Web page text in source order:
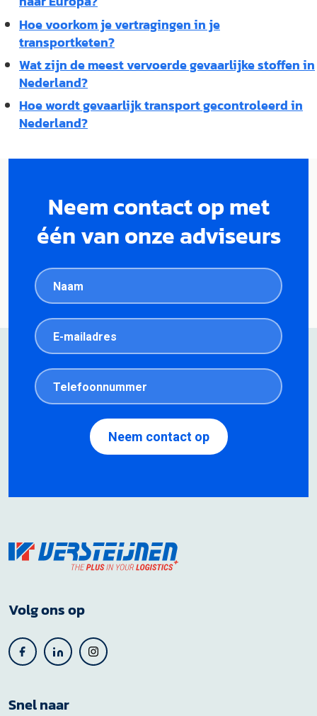
Hoe voorkom je vertragingen in je
transportketen?
Wat zijn de meest vervoerde gevaarlijke stoffen in
Nederland?
Hoe wordt gevaarlijk transport gecontroleerd in
Nederland?
Neem contact op met
één van onze adviseurs
Volg ons op
Snel naar